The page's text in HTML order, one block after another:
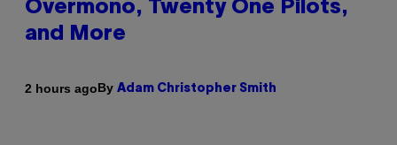
Overmono, Twenty One Pilots,
and More
2 hours agoBy Adam Christopher Smith